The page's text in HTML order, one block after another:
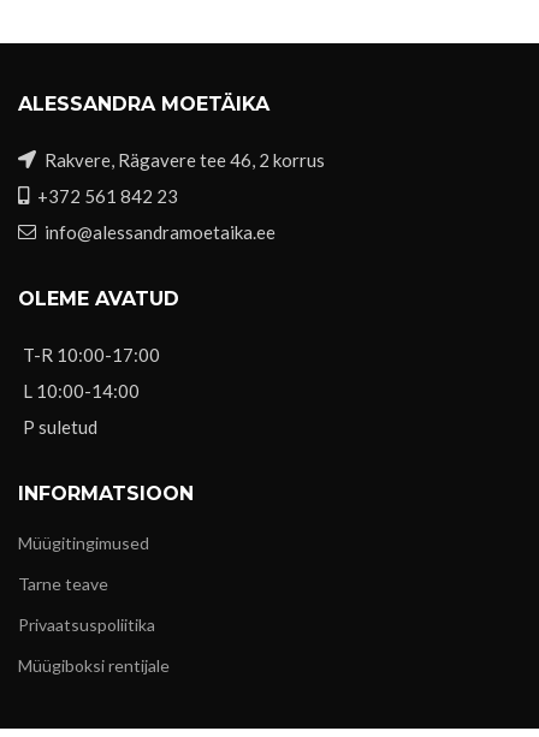
ALESSANDRA MOETÄIKA
Rakvere, Rägavere tee 46, 2 korrus
+372 561 842 23
info@alessandramoetaika.ee
OLEME AVATUD
T-R 10:00-17:00
L 10:00-14:00
P suletud
INFORMATSIOON
Müügitingimused
Tarne teave
Privaatsuspoliitika
Müügiboksi rentijale